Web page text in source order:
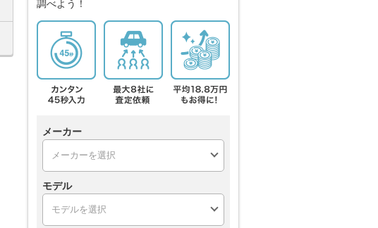
調べよう！
メーカー
モデル